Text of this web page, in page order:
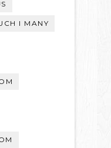
I MANY